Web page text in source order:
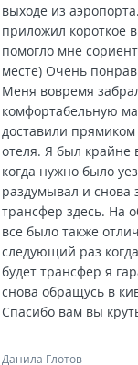
выходе из
приложил короткое
помогло мне
месте) Очень
Меня вовремя
комфортабельную
доставили прямиком
отеля. Я был крайне
когда нужно было
раздумывал и снова
трансфер здесь. На
все было также
следующий раз
будет трансфер я
снова обращусь в
Спасибо вам вы
Данила Глотов